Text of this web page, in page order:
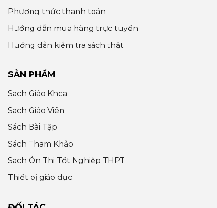
Phương thức thanh toán
Hướng dẫn mua hàng trực tuyến
Huớng dẫn kiểm tra sách thật
SẢN PHẨM
Sách Giáo Khoa
Sách Giáo Viên
Sách Bài Tập
Sách Tham Khảo
Sách Ôn Thi Tốt Nghiệp THPT
Thiết bị giáo dục